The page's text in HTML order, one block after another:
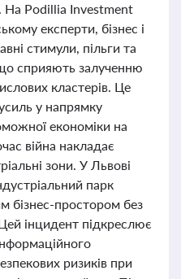
На Podillia Investment
експерти, бізнес і
стимули, пільги та
сприяють залученню
кластерів. Це
у напрямку
економіки на
війна накладає
зони. У Львові
парк
бізнес-простором без
інцидент підкреслює
ризиків при